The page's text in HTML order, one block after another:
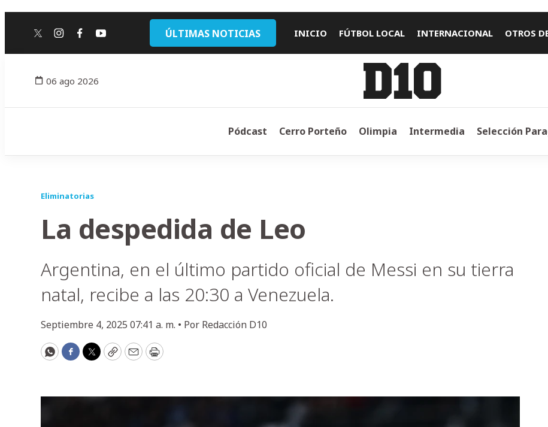
twitterinstagram
facebook
youtube ÚLTIMAS NOTICIAS INICIO FÚTBOL LOCAL INTERNACIONAL OTROS
06 ago 2026
Pódcast Cerro Porteño Olimpia Intermedia Selección
Eliminatorias
La despedida de Leo
Argentina, en el último partido oficial de Messi en su tierra
natal, recibe a las 20:30 a Venezuela.
Septiembre 4, 2025 07:41 a. m. • Por Redacción D10
WhatsApp
Facebook
Twitter
CopyEmailPrint